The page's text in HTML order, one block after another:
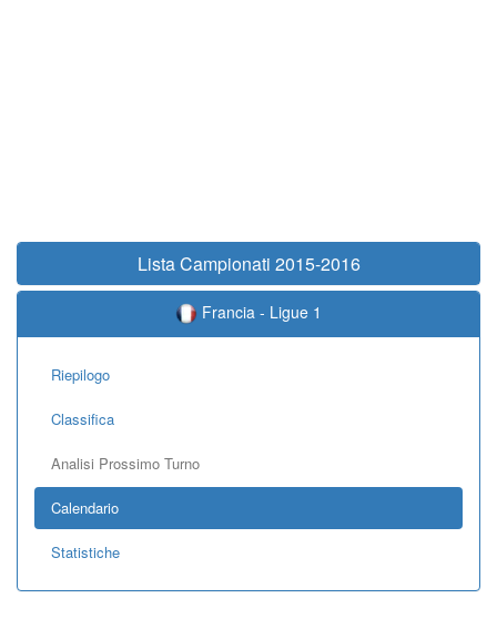
Lista Campionati 2015-2016
Francia - Ligue 1
Riepilogo
Classifica
Analisi Prossimo Turno
Calendario
Statistiche